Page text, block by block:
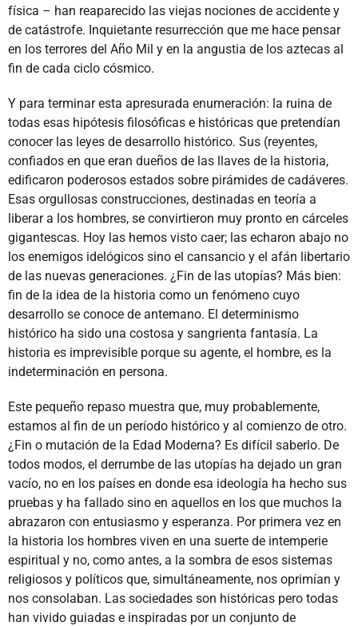
física – han reaparecido las viejas nociones de accidente y
de catástrofe. Inquietante resurrección que me hace pensar
en los terrores del Año Mil y en la angustia de los aztecas al
fin de cada ciclo cósmico.
Y para terminar esta apresurada enumeración: la ruina de
todas esas hipótesis filosóficas e históricas que pretendían
conocer las leyes de desarrollo histórico. Sus (reyentes,
confiados en que eran dueños de las llaves de la historia,
edificaron poderosos estados sobre pirámides de cadáveres.
Esas orgullosas construcciones, destinadas en teoría a
liberar a los hombres, se convirtieron muy pronto en cárceles
gigantescas. Hoy las hemos visto caer; las echaron abajo no
los enemigos idelógicos sino el cansancio y el afán libertario
de las nuevas generaciones. ¿Fin de las utopías? Más bien:
fin de la idea de la historia como un fenómeno cuyo
desarrollo se conoce de antemano. El determinismo
histórico ha sido una costosa y sangrienta fantasía. La
historia es imprevisible porque su agente, el hombre, es la
indeterminación en persona.
Este pequeño repaso muestra que, muy probablemente,
estamos al fin de un período histórico y al comienzo de otro.
¿Fin o mutación de la Edad Moderna? Es difícil saberlo. De
todos modos, el derrumbe de las utopías ha dejado un gran
vacío, no en los países en donde esa ideología ha hecho sus
pruebas y ha fallado sino en aquellos en los que muchos la
abrazaron con entusiasmo y esperanza. Por primera vez en
la historia los hombres viven en una suerte de intemperie
espiritual y no, como antes, a la sombra de esos sistemas
religiosos y políticos que, simultáneamente, nos oprimían y
nos consolaban. Las sociedades son históricas pero todas
han vivido guiadas e inspiradas por un conjunto de